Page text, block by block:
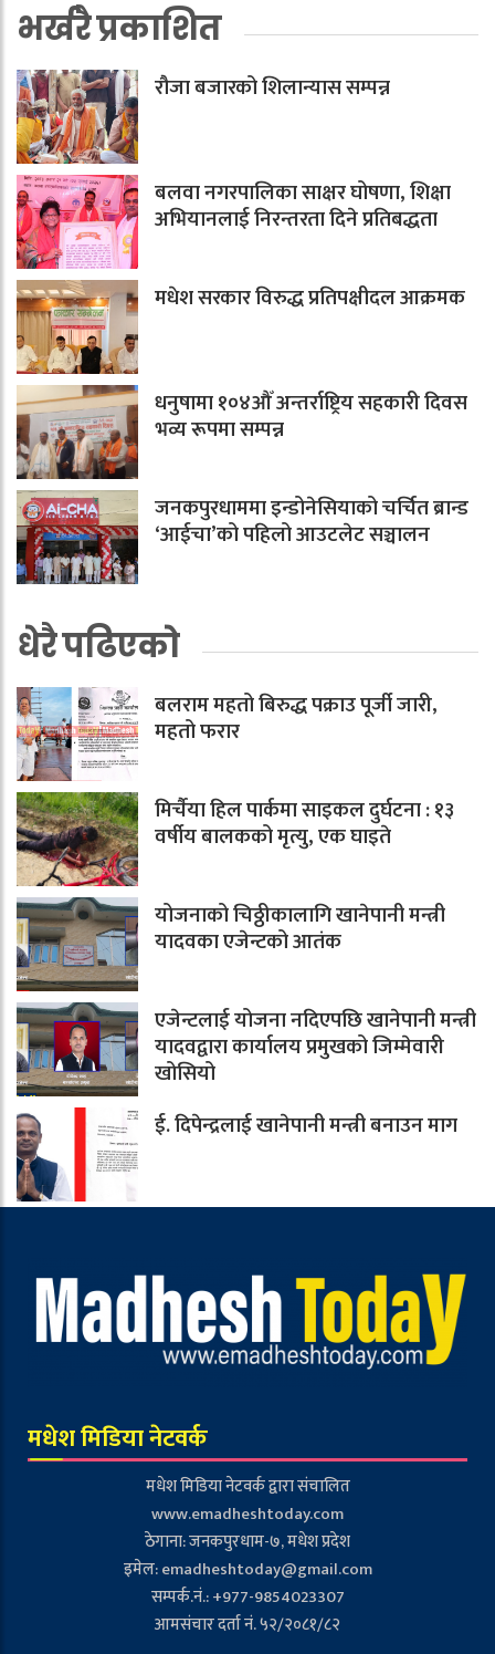
भर्खरै प्रकाशित
रौजा बजारको शिलान्यास सम्पन्न
बलवा नगरपालिका साक्षर घोषणा, शिक्षा
अभियानलाई निरन्तरता दिने प्रतिबद्धता
मधेश सरकार विरुद्ध प्रतिपक्षीदल आक्रमक
धनुषामा १०४औँ अन्तर्राष्ट्रिय सहकारी दिवस
भव्य रूपमा सम्पन्न
जनकपुरधाममा इन्डोनेसियाको चर्चित ब्रान्ड
‘आईचा’को पहिलो आउटलेट सञ्चालन
धेरै पढिएको
बलराम महतो बिरुद्ध पक्राउ पूर्जी जारी,
महतो फरार
मिर्चैया हिल पार्कमा साइकल दुर्घटना : १३
वर्षीय बालकको मृत्यु, एक घाइते
योजनाको चिठ्ठीकालागि खानेपानी मन्त्री
यादवका एजेन्टको आतंक
एजेन्टलाई योजना नदिएपछि खानेपानी मन्त्री
यादवद्वारा कार्यालय प्रमुखको जिम्मेवारी
खोसियो
ई. दिपेन्द्रलाई खानेपानी मन्त्री बनाउन माग
मधेश मिडिया नेटवर्क
मधेश मिडिया नेटवर्क द्वारा संचालित
www.emadheshtoday.com
ठेगाना: जनकपुरधाम-७, मधेश प्रदेश
इमेल:emadheshtoday@gmail.com
सम्पर्क.नं.: +977-9854023307
आमसंचार दर्ता नं. ५२/२०८१/८२